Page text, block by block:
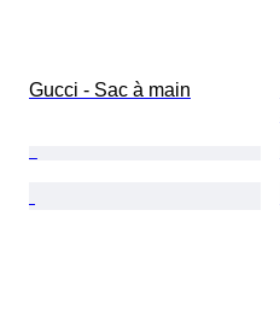
Gucci - Sac à main